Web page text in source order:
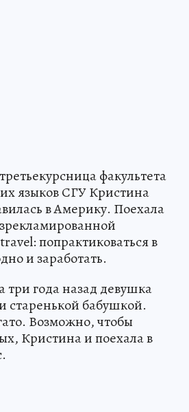
факультета
языков СГУ Кристина
в Америку. Поехала
попрактиковаться в
и заработать.
три года назад девушка
старенькой бабушкой.
Возможно, чтобы
Кристина и поехала в